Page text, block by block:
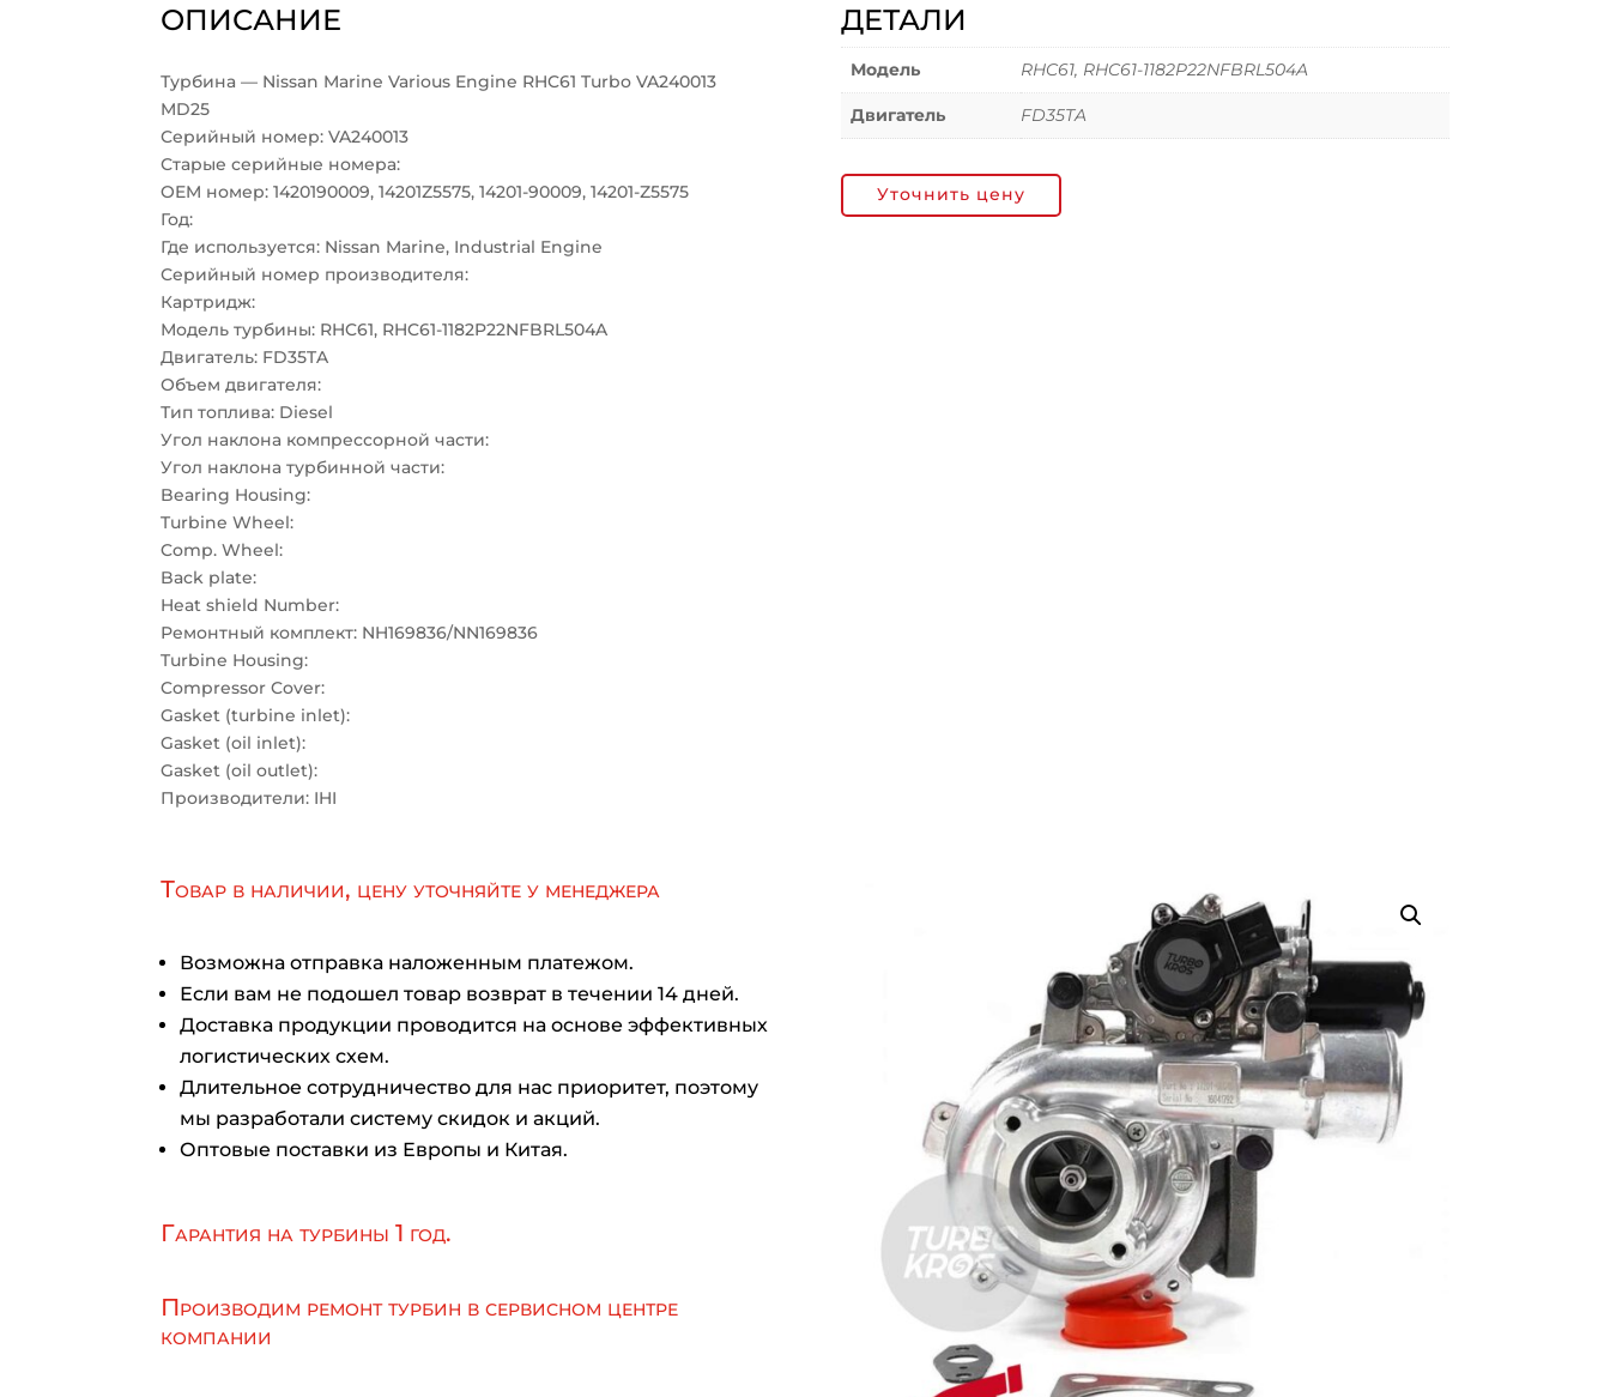
ОПИСАНИЕ
Турбина — Nissan Marine Various Engine RHC61 Turbo VA240013
MD25
Серийный номер: VA240013
Старые серийные номера:
OEM номер: 1420190009, 14201Z5575, 14201-90009, 14201-Z5575
Год:
Где используется: Nissan Marine, Industrial Engine
Серийный номер производителя:
Картридж:
Модель турбины: RHC61, RHC61-1182P22NFBRL504A
Двигатель: FD35TA
Объем двигателя:
Тип топлива: Diesel
Угол наклона компрессорной части:
Угол наклона турбинной части:
Bearing Housing:
Turbine Wheel:
Comp. Wheel:
Back plate:
Heat shield Number:
Ремонтный комплект: NH169836/NN169836
Turbine Housing:
Compressor Cover:
Gasket (turbine inlet):
Gasket (oil inlet):
Gasket (oil outlet):
Производители: IHI
ДЕТАЛИ
Модель RHC61, RHC61-1182P22NFBRL504A
Двигатель FD35TA
Уточнить цену
Товар в наличии, цену уточняйте у менеджера
Возможна отправка наложенным платежом.
Если вам не подошел товар возврат в течении 14 дней.
Доставка продукции проводится на основе эффективных
логистических схем.
Длительное сотрудничество для нас приоритет, поэтому
мы разработали систему скидок и акций.
Оптовые поставки из Европы и Китая.
Гарантия на турбины 1 год.
Производим ремонт турбин в сервисном центре
компании